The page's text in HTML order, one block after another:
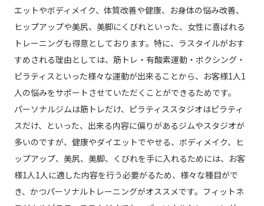
エットやボディメイク、体質改善や健康、お身体の悩み改善、
ヒップアップや美尻、美脚にくびれといった、女性に喜ばれる
トレーニングも得意としております。特に、ラスタイルがおす
すめされる理由としては、筋トレ・有酸素運動・ボクシング・
ピラティスといった様々な運動が出来ることから、お客様1人1
人の悩みをサポートさせていただくことができるためです。
パーソナルジムは筋トレだけ、ピラティススタジオはピラティ
スだけ、といった、出来る内容に偏りがあるジムやスタジオが
多いのですが、健康やダイエットでやせる、ボディメイク、ヒ
ップアップ、美尻、美脚、くびれを手に入れるためには、お客
様1人1人に適した内容を行う必要がるため、様々な種目がで
き、かつパーソナルトレーニングがオススメです。フィットネ